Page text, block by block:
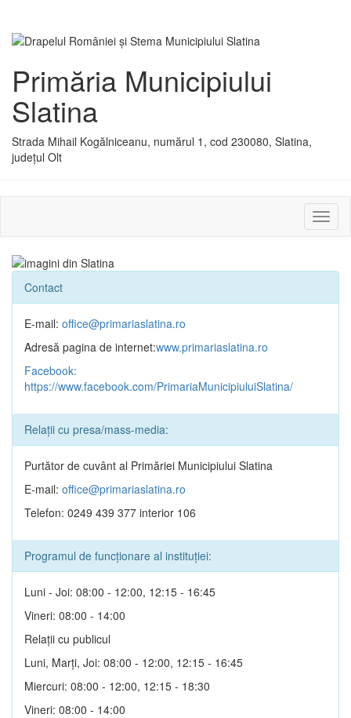
Primăria Municipiului
Slatina
Strada Mihail Kogălniceanu, numărul 1, cod 230080, Slatina,
județul Olt
sau
Contact
E-mail: office@primariaslatina.ro
Adresă pagina de internet:www.primariaslatina.ro
Facebook:
https://www.facebook.com/PrimariaMunicipiuluiSlatina/
Relații cu presa/mass-media:
Purtător de cuvânt al Primăriei Municipiului Slatina
E-mail: office@primariaslatina.ro
Telefon: 0249 439 377 interior 106
Programul de funcționare al instituției:
Luni - Joi: 08:00 - 12:00, 12:15 - 16:45
Vineri: 08:00 - 14:00
Relații cu publicul
Luni, Marți, Joi: 08:00 - 12:00, 12:15 - 16:45
Miercuri: 08:00 - 12:00, 12:15 - 18:30
Vineri: 08:00 - 14:00